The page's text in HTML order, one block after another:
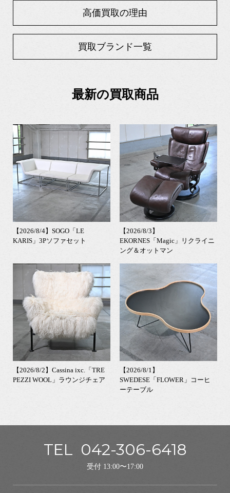
高価買取の理由
買取ブランド一覧
最新の買取商品
【2026/8/4】SOGO「LE
KARIS」3Pソファセット
【2026/8/3】
EKORNES「Magic」リクライニ
ング＆オットマン
【2026/8/2】Cassina ixc.「TRE
PEZZI WOOL」ラウンジチェア
【2026/8/1】
SWEDESE「FLOWER」コーヒ
ーテーブル
TEL 042-306-6418
受付 13:00〜17:00